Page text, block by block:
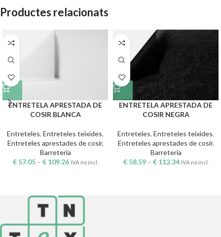
Productes relacionats
ENTRETELA APRESTADA DE
COSIR BLANCA
Entreteles, Entreteles teixides,
Entreteles aprestades de cosir,
Barreteria
€57.05– €109.26 IVA no incl.
ENTRETELA APRESTADA DE
COSIR NEGRA
Entreteles, Entreteles teixides,
Entreteles aprestades de cosir,
Barreteria
€58.59– €112.34 IVA no incl.